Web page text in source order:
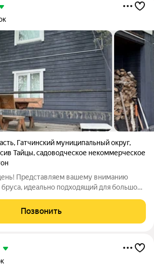
, Гатчинский муниципальный округ,
Тайцы,садоводческое некоммерческое
Представляем вашему вниманию
идеально подходящий для большой
проживания, так и для роскошного
и
Позвонить